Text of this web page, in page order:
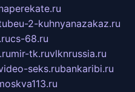
2-kuhnyanazakaz.ru
cs-68.ru
mir-tk.ruvlknrussia.ru
seks.rubankaribi.ru